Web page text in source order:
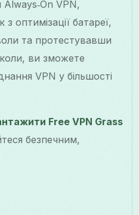
VPN,
оптимізації батареї,
та протестувавши
ви зможете
VPN у більшості
Free VPN Grass
безпечним,